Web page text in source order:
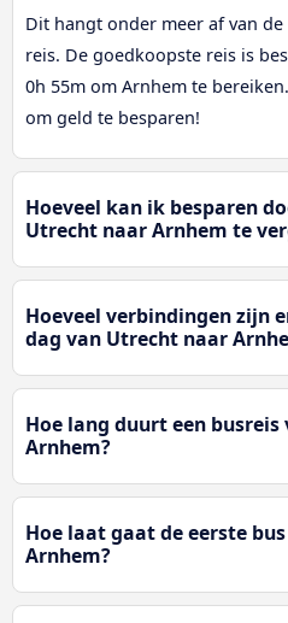
Dit hangt onder meer af van
reis. De goedkoopste reis is
0h 55m om Arnhem te
om geld te besparen!
Hoeveel kan ik besparen
Utrecht naar Arnhem te
Hoeveel verbindingen zijn
dag van Utrecht naar
Hoe lang duurt een
Arnhem?
Hoe laat gaat de eerste
Arnhem?